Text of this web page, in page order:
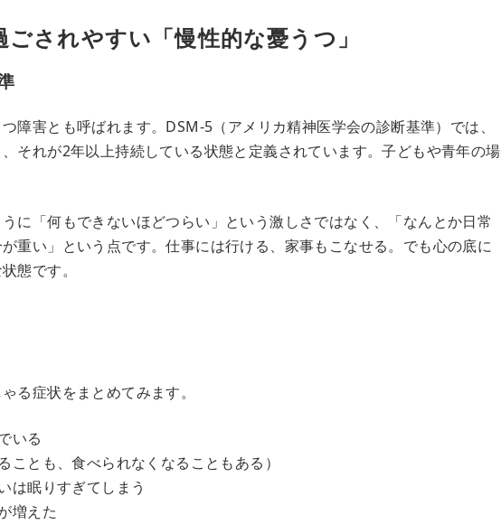
されやすい「慢性的な憂うつ」
障害とも呼ばれます。DSM-5（アメリカ精神医学会の診断基準）では、
それが2年以上持続している状態と定義されています。子どもや青年の場
に「何もできないほどつらい」という激しさではなく、「なんとか日常
重い」という点です。仕事には行ける、家事もこなせる。でも心の底に
態です。
る症状をまとめてみます。
いる
ことも、食べられなくなることもある）
は眠りすぎてしまう
増えた